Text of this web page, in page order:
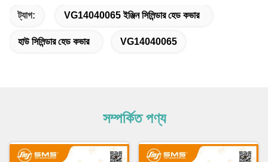
ট্যাগ: VG14040065 ইঞ্জিন সিলিন্ডার হেড কভার
হাউ সিলিন্ডার হেড কভার VG14040065
সম্পর্কিত পণ্য